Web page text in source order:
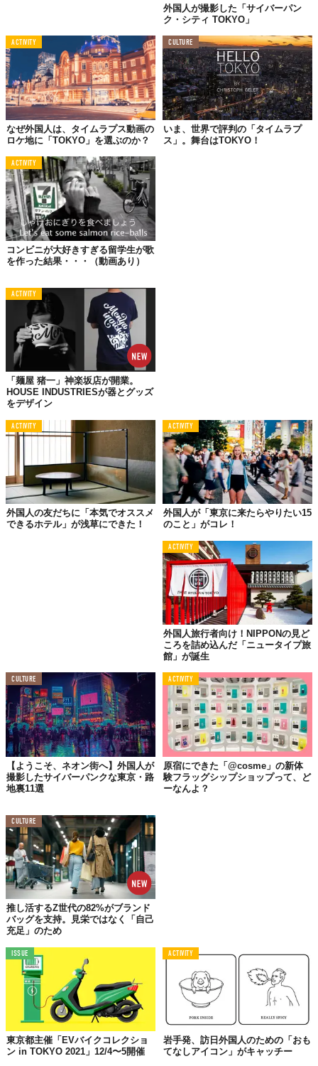
01.
ゴジラ in 歌舞伎町
02.
回転寿司
外国人が撮影した「サイバーパン
ク・シティ TOKYO」
ACTIVITY
なぜ外国人は、タイムラプス動画の
ロケ地に「TOKYO」を選ぶのか？
CULTURE
いま、世界で評判の「タイムラプ
ス」。舞台はTOKYO！
ACTIVITY
コンビニが大好きすぎる留学生が歌
を作った結果・・・（動画あり）
ACTIVITY
「麺屋 猪一」神楽坂店が開業。
HOUSE INDUSTRIESが器とグッズ
をデザイン
ACTIVITY
外国人の友だちに「本気でオススメ
できるホテル」が浅草にできた！
ACTIVITY
外国人が「東京に来たらやりたい15
のこと」がコレ！
ACTIVITY
外国人旅行者向け！NIPPONの見ど
ころを詰め込んだ「ニュータイプ旅
館」が誕生
CULTURE
【ようこそ、ネオン街へ】外国人が
撮影したサイバーパンクな東京・路
地裏11選
ACTIVITY
原宿にできた「@cosme」の新体
験フラッグシップショップって、ど
ーなんよ？
CULTURE
推し活するZ世代の82%がブランド
バッグを支持。見栄ではなく「自己
充足」のため
ISSUE
東京都主催「EVバイクコレクショ
ン in TOKYO 2021」12/4〜5開催
ACTIVITY
岩手発、訪日外国人のための「おも
てなしアイコン」がキャッチー